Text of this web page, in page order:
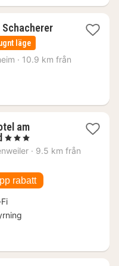
1
1175
läge
· 10.9 km från
am
1
natt
kr.
, 3 Stjärnor
· 9.5 km från
rabatt